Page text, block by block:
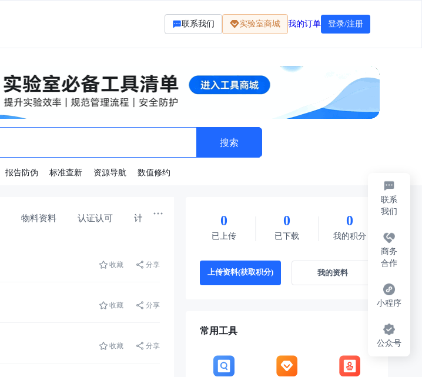
联系我们 实验室商城 我的订单 登录/注册
报告防伪 标准查新 资源导航 数值修约
物料资料 认证认可 计量 法律法规 题库资料 每日限免
收藏 分享
收藏 分享
收藏 分享
0
已上传
0
已下载
0
我的积分
上传资料(获取积分) 我的资料
常用工具
联系
我们
商务
合作
小程序
公众号